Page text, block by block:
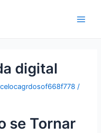
digital
/
se Tornar